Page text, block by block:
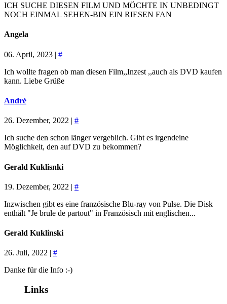
ICH SUCHE DIESEN FILM UND MÖCHTE IN UNBEDINGT
NOCH EINMAL SEHEN-BIN EIN RIESEN FAN
Angela
06. April, 2023 | #
Ich wollte fragen ob man diesen Film,,Inzest ,,auch als DVD kaufen
kann. Liebe Grüße
André
26. Dezember, 2022 | #
Ich suche den schon länger vergeblich. Gibt es irgendeine
Möglichkeit, den auf DVD zu bekommen?
Gerald Kuklisnki
19. Dezember, 2022 | #
Inzwischen gibt es eine französische Blu-ray von Pulse. Die Disk
enthält "Je brule de partout" in Französisch mit englischen...
Gerald Kuklinski
26. Juli, 2022 | #
Danke für die Info :-)
Links